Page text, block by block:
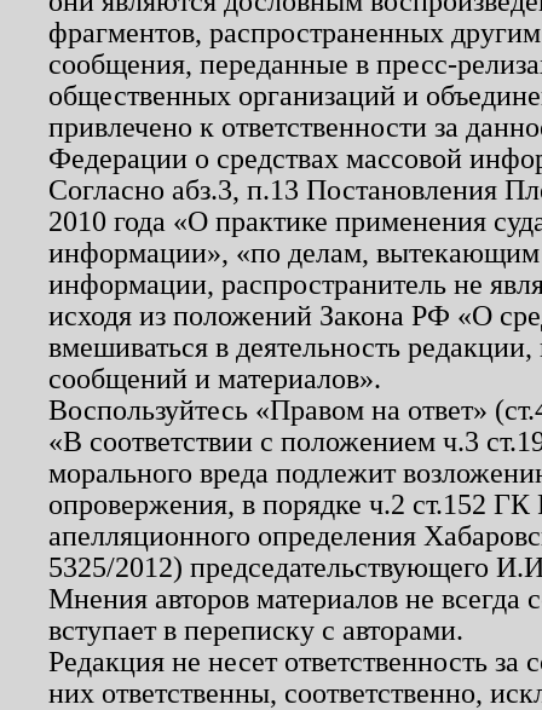
фрагментов, распространенных
сообщения, переданные в пресс-
общественных организаций и
привлечено к ответственности за
Федерации о средствах массовой
Согласно абз.3, п.13 Постановления
2010 года «О практике применения
информации», «по делам, вытекающим
информации, распространитель не
исходя из положений Закона РФ «О
вмешиваться в деятельность
сообщений и материалов».
Воспользуйтесь «Правом на ответ»
«В соответствии с положением ч.3
морального вреда подлежит
опровержения, в порядке ч.2 ст.152
апелляционного определения
5325/2012) председательствующего
Мнения авторов материалов не
вступает в переписку с авторами.
Редакция не несет ответственность
них ответственны, соответственно,